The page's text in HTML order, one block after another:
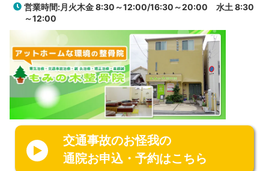
営業時間:月火木金 8:30～12:00/16:30～20:00 水土 8:30
～12:00
交通事故のお怪我の
通院お申込・予約はこちら